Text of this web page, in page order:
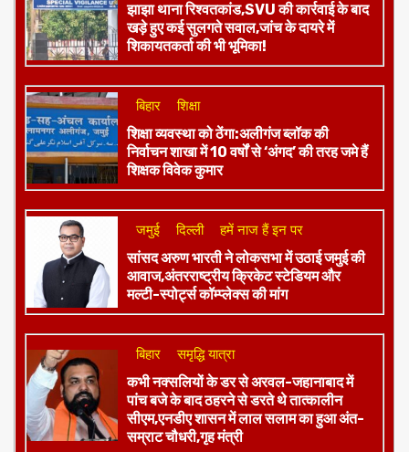
झाझा थाना रिश्वतकांड,SVU की कार्रवाई के बाद
खड़े हुए कई सुलगते सवाल,जांच के दायरे में
शिकायतकर्ता की भी भूमिका!
बिहार शिक्षा
शिक्षा व्यवस्था को ठेंगा:अलीगंज ब्लॉक की
निर्वाचन शाखा में 10 वर्षों से ‘अंगद’ की तरह जमे हैं
शिक्षक विवेक कुमार
जमुई दिल्ली हमें नाज हैं इन पर
​सांसद अरुण भारती ने लोकसभा में उठाई जमुई की
आवाज,अंतरराष्ट्रीय क्रिकेट स्टेडियम और
मल्टी-स्पोर्ट्स कॉम्प्लेक्स की मांग
बिहार समृद्धि यात्रा
कभी नक्सलियों के डर से अरवल-जहानाबाद में
पांच बजे के बाद ठहरने से डरते थे तात्कालीन
सीएम,एनडीए शासन में लाल सलाम का हुआ अंत-
सम्राट चौधरी,गृह मंत्री